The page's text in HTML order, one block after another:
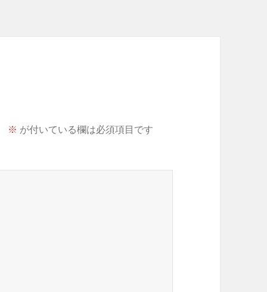
※ が付いている欄は必須項目です